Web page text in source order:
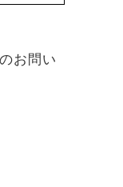
お問い